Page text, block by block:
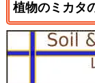
植物のミカタ